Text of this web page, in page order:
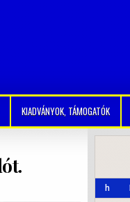
KIADVÁNYOK, TÁMOGATÓK
h